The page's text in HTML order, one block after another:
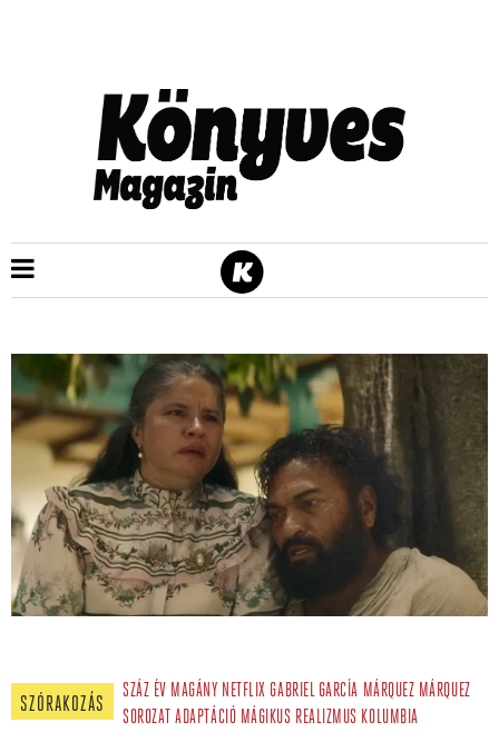
SZÓRAKOZÁS
SZÁZ ÉV MAGÁNY NETFLIX GABRIEL GARCÍA MÁRQUEZ MÁRQUEZ
SOROZAT ADAPTÁCIÓ MÁGIKUS REALIZMUS KOLUMBIA